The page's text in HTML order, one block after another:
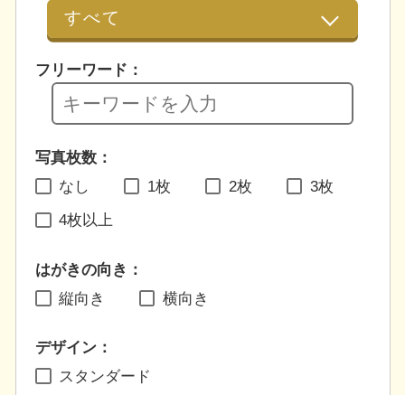
フリーワード：
写真枚数：
なし
1枚 2枚 3枚
4枚以上
はがきの向き：
縦向き
横向き
デザイン：
スタンダード